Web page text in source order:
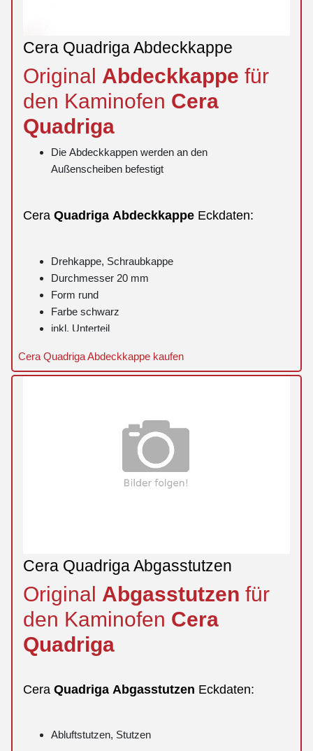
Cera Quadriga Abdeckkappe
Original Abdeckkappe für
den Kaminofen Cera
Quadriga
Die Abdeckkappen werden an den
Außenscheiben befestigt
Cera Quadriga Abdeckkappe Eckdaten:
Drehkappe, Schraubkappe
Durchmesser 20 mm
Form rund
Farbe schwarz
inkl. Unterteil
Cera Quadriga Abdeckkappe kaufen
Cera Quadriga Abgasstutzen
Original Abgasstutzen für
den Kaminofen Cera
Quadriga
Cera Quadriga Abgasstutzen Eckdaten:
Abluftstutzen, Stutzen